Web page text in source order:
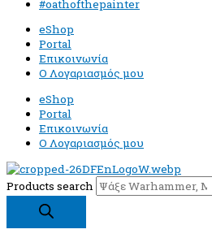
#oathofthepainter
eShop
Portal
Επικοινωνία
Ο Λογαριασμός μου
eShop
Portal
Επικοινωνία
Ο Λογαριασμός μου
Products search